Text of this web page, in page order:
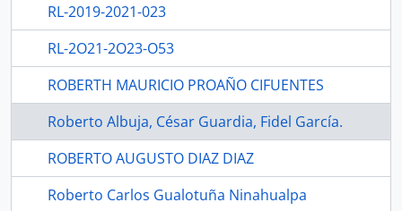
RL-2019-2021-023
RL-2O21-2O23-O53
ROBERTH MAURICIO PROAÑO CIFUENTES
Roberto Albuja, César Guardia, Fidel García.
ROBERTO AUGUSTO DIAZ DIAZ
Roberto Carlos Gualotuña Ninahualpa